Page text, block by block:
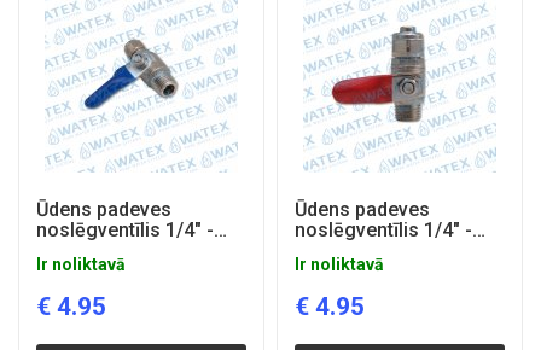
Ūdens padeves
noslēgventīlis 1/4" -
Ir noliktavā
€ 4.95
Ūdens padeves
noslēgventīlis 1/4" -
Ir noliktavā
€ 4.95